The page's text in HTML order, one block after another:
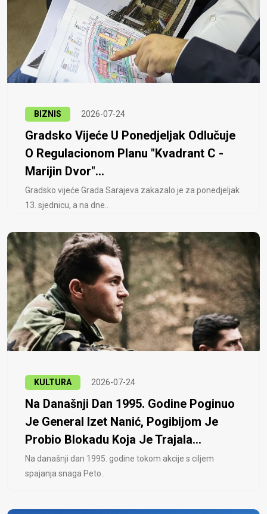
BIZNIS 2026-07-24
Gradsko Vijeće U Ponedjeljak Odlučuje
O Regulacionom Planu "Kvadrant C -
Marijin Dvor"...
Gradsko vijeće Grada Sarajeva zakazalo je za ponedjeljak
13. sjednicu, a na dne..
KULTURA 2026-07-24
Na Današnji Dan 1995. Godine Poginuo
Je General Izet Nanić, Pogibijom Je
Probio Blokadu Koja Je Trajala...
Na današnji dan 1995. godine tokom akcije s ciljem
spajanja snaga Peto..